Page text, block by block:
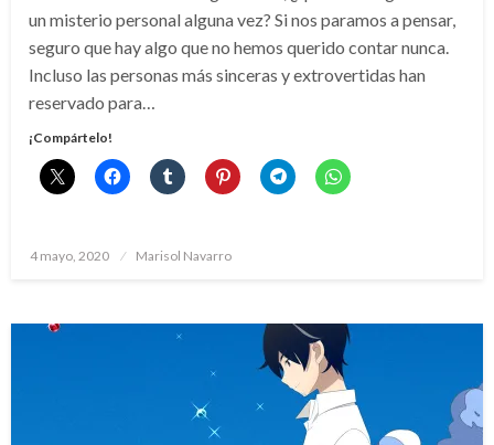
un misterio personal alguna vez? Si nos paramos a pensar,
seguro que hay algo que no hemos querido contar nunca.
Incluso las personas más sinceras y extrovertidas han
reservado para…
¡Compártelo!
Publicado
4 mayo, 2020 Marisol Navarro